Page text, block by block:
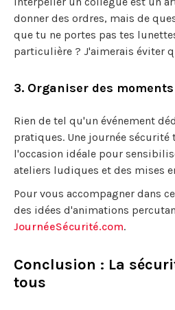
donner des ordres, mais de
que tu ne portes pas tes
particulière ? J'aimerais éviter
3. Organiser des
Rien de tel qu'un événement
pratiques. Une journée
l'occasion idéale pour
ateliers ludiques et des mises
Pour vous accompagner dans
des idées d'animations
JournéeSécurité.com.
Conclusion : La
tous